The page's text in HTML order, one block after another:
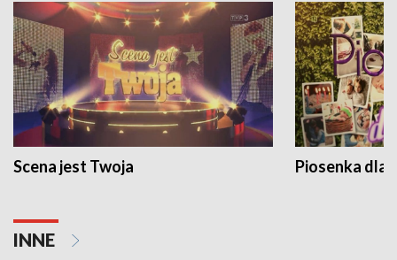
Scena jest Twoja Piosenka dla
INNE